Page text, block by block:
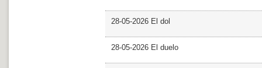
28-05-2026 El dol
28-05-2026 El duelo